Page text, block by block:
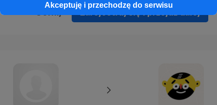
Akceptuję i przechodzę do serwisu
Zarejestruj się i przejdź dalej